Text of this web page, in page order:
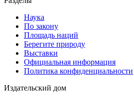
Наука
По закону
Площадь наций
Берегите природу
Выставки
Официальная информация
Политика конфиденциальности
Издательский дом